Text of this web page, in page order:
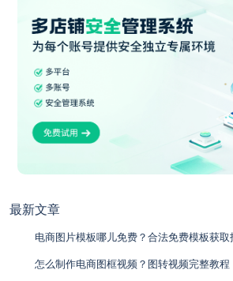
最新文章
电商图片模板哪儿免费？合法免费模板获取
怎么制作电商图框视频？图转视频完整教程